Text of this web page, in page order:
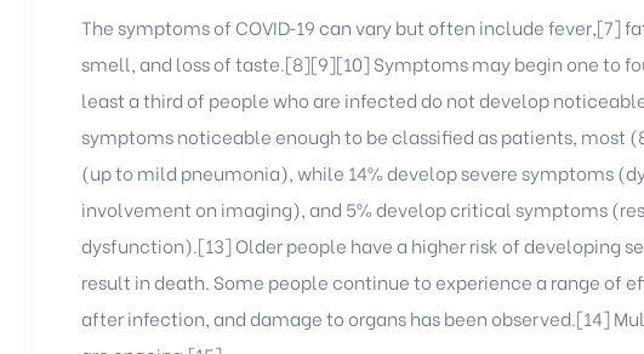
The symptoms of COVID‑19 can vary but often include fever,[7]
smell, and loss of taste.[8][9][10] Symptoms may begin one to
least a third of people who are infected do not develop
symptoms noticeable enough to be classified as patients, most
(up to mild pneumonia), while 14% develop severe symptoms
involvement on imaging), and 5% develop critical symptoms
dysfunction).[13] Older people have a higher risk of developing
result in death. Some people continue to experience a range of
after infection, and damage to organs has been observed.[14]